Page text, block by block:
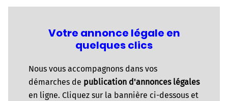
Votre annonce légale en
quelques clics
Nous vous accompagnons dans vos
démarches de publication d'annonces légales
en ligne. Cliquez sur la bannière ci-dessous et